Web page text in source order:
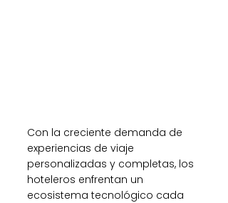
Con la creciente demanda de
experiencias de viaje
personalizadas y completas, los
hoteleros enfrentan un
ecosistema tecnológico cada